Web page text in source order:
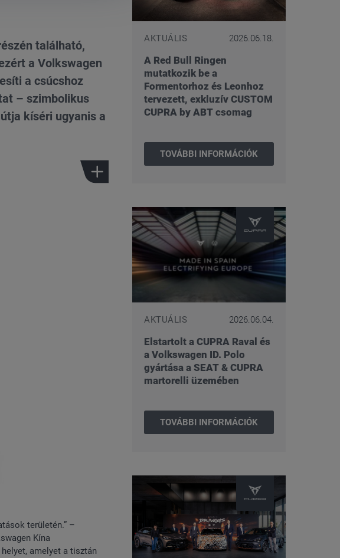
található,
a Volkswagen
a csúcshoz
– szimbolikus
kíséri ugyanis a
területén.” –
Kína
amelyet a tisztán
AKTUÁLIS 2026.06.18.
A Red Bull Ringen
mutatkozik be a
Formentorhoz és Leonhoz
tervezett, exkluzív CUSTOM
CUPRA by ABT csomag
TOVÁBBI INFORMÁCIÓK
AKTUÁLIS 2026.06.04.
Elstartolt a CUPRA Raval és
a Volkswagen ID. Polo
gyártása a SEAT & CUPRA
martorelli üzemében
TOVÁBBI INFORMÁCIÓK